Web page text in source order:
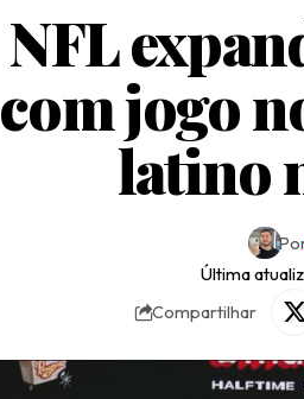
NFL
com jogo
latino
Última
Compartilhar